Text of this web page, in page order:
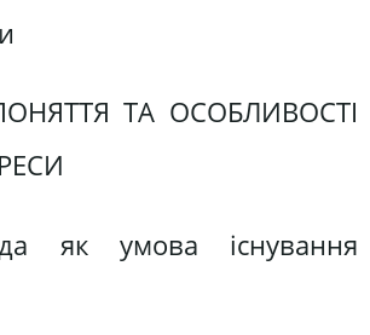
ТА ОСОБЛИВОСТІ
як умова існування